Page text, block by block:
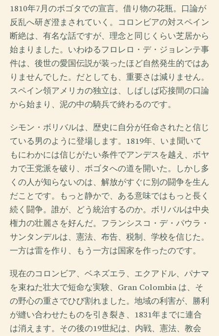
1810年7月のボゴタでの宣言。借り物の花瓶。口論が
反乱へ研ぎ澄まされていく。コロンビアの対スペイン
断絶は、有名な話ですが、理念と同じくらい芝居から
始まりました。いわゆるフロレロ・デ・ジョレンテ事
件は、後世の愛国伝説が装ったほど自然発生的ではあ
りませんでした。だとしても、重要さは減りません。
スペイン領アメリカの独立は、しばしば応接間の口論
から始まり、泥の中の騎兵で終わるのです。
シモン・ボリバルは、歴史に自分が任命されたと信じ
ている男のように登場します。1819年、いま聞いて
もにわかには信じがたい条件でアンデスを越え、ボヤ
カで王党派を破り、ボゴタへの道を開いた。しかし多
くの人が知らないのは、解放がすぐに別の闘争を生ん
だことです。もっと静かで、ある意味ではもっと長く
続く闘争。誰が、どう統治するのか。ボリバルは中央
権力の壮麗さを好んだ。フランシスコ・デ・パウラ・
サンタンデルは、憲法、布告、税制、学校を信じた。
一方は雷を作り、もう一方は国家を作ったのです。
現在のコロンビア、ベネズエラ、エクアドル、パナマ
を束ねた壮大で短命な実験、Gran Colombia は、そ
の野心の重さでひび割れました。地域の利害が、勝利
が縫い合わせたものを引き裂き、1831年までに連合
は消えます。その後の19世紀は、内戦、憲法、教会